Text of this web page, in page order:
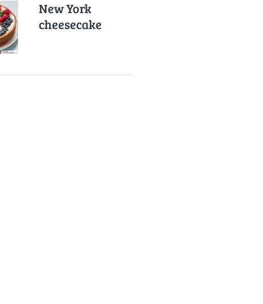
New York
cheesecake